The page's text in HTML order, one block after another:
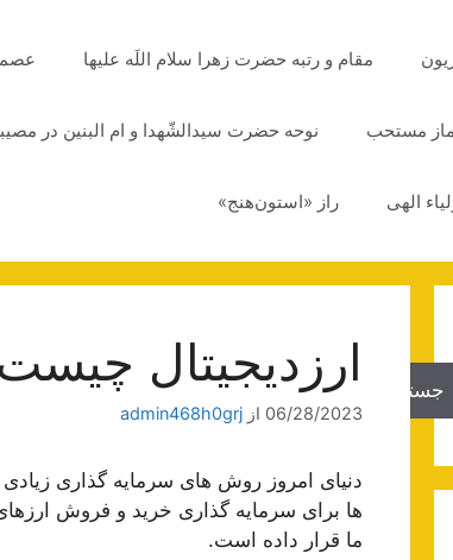
مقام و رتبه حضرت زهرا سلام اللَه علیها
مستحب نوحه حضرت سیدالشّهدا و ام البنین در
الهی راز «استون‌هنج»
ارزدیجیتال
06/28/2023 از admin468h0grj
دنیای امروز روش های سرمایه گذاری
ها برای سرمایه گذاری خرید و فروش
ما قرار داده است.
جستجو